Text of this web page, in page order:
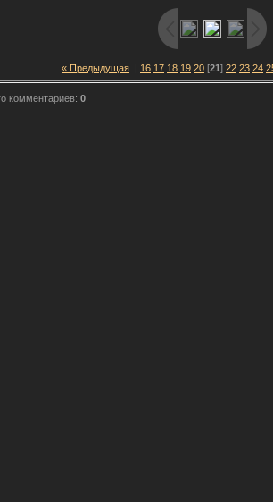
« Предыдущая | 16 17 18 19 20 [21] 22 23 24
комментариев: 0